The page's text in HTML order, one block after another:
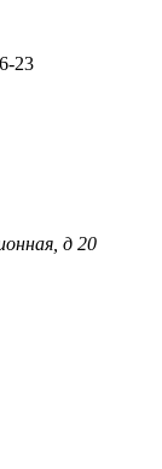
23
д 20